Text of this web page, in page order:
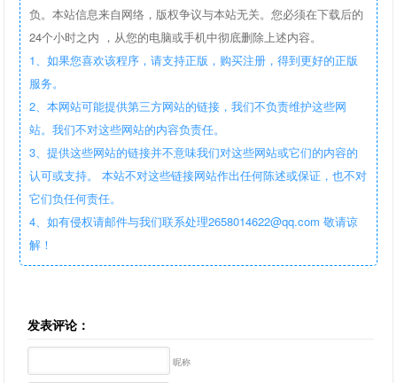
负。本站信息来自网络，版权争议与本站无关。您必须在下载后的
24个小时之内 ，从您的电脑或手机中彻底删除上述内容。
1、如果您喜欢该程序，请支持正版，购买注册，得到更好的正版
服务。
2、本网站可能提供第三方网站的链接，我们不负责维护这些网
站。我们不对这些网站的内容负责任。
3、提供这些网站的链接并不意味我们对这些网站或它们的内容的
认可或支持。 本站不对这些链接网站作出任何陈述或保证，也不对
它们负任何责任。
4、如有侵权请邮件与我们联系处理2658014622@qq.com 敬请谅
解！
发表评论：
昵称